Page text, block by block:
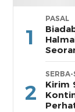
1
PASAL
2
SERBA-
Kirim